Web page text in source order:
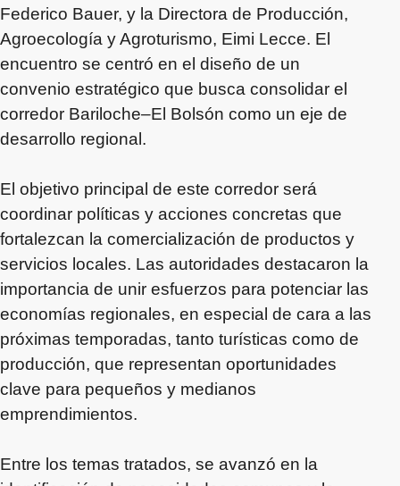
Federico Bauer, y la Directora de Producción,
Agroecología y Agroturismo, Eimi Lecce. El
encuentro se centró en el diseño de un
convenio estratégico que busca consolidar el
corredor Bariloche–El Bolsón como un eje de
desarrollo regional.
El objetivo principal de este corredor será
coordinar políticas y acciones concretas que
fortalezcan la comercialización de productos y
servicios locales. Las autoridades destacaron la
importancia de unir esfuerzos para potenciar las
economías regionales, en especial de cara a las
próximas temporadas, tanto turísticas como de
producción, que representan oportunidades
clave para pequeños y medianos
emprendimientos.
Entre los temas tratados, se avanzó en la